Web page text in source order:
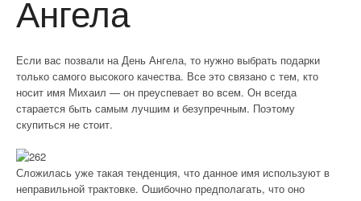
Ангела
Если вас позвали на День Ангела, то нужно выбрать подарки
только самого высокого качества. Все это связано с тем, кто
носит имя Михаил — он преуспевает во всем. Он всегда
старается быть самым лучшим и безупречным. Поэтому
скупиться не стоит.
Сложилась уже такая тенденция, что данное имя используют в
неправильной трактовке. Ошибочно предполагать, что оно